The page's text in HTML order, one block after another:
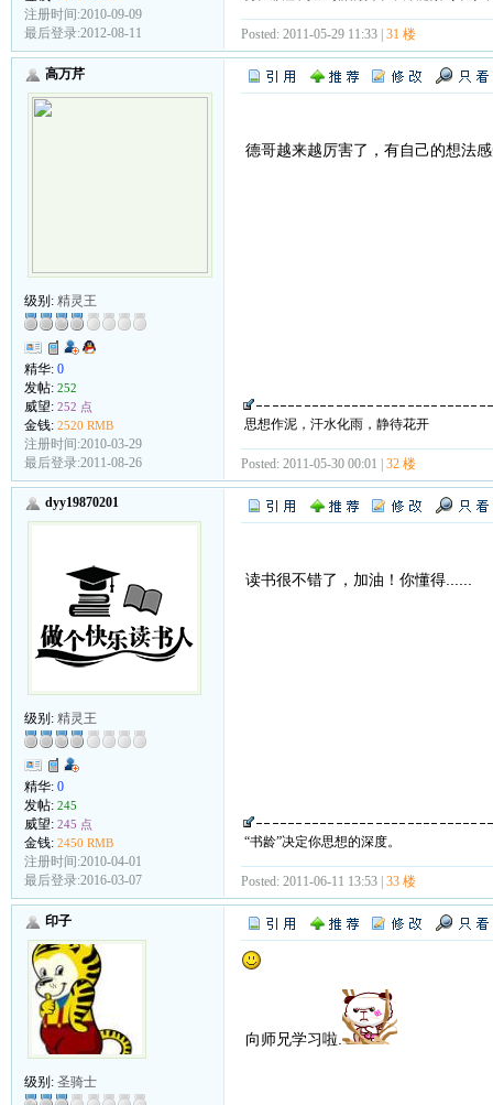
注册时间:2010-09-09
最后登录:2012-08-11
Posted: 2011-05-29 11:33 | 31 楼
高万芹
级别: 精灵王
精华: 0
发帖: 252
威望: 252 点
金钱: 2520 RMB
注册时间:2010-03-29
最后登录:2011-08-26
德哥越来越厉害了，有自己的想法
思想作泥，汗水化雨，静待花开
Posted: 2011-05-30 00:01 | 32 楼
dyy19870201
级别: 精灵王
精华: 0
发帖: 245
威望: 245 点
金钱: 2450 RMB
注册时间:2010-04-01
最后登录:2016-03-07
读书很不错了，加油！你懂得......
“书龄”决定你思想的深度。
Posted: 2011-06-11 13:53 | 33 楼
印子
级别: 圣骑士
向师兄学习啦.